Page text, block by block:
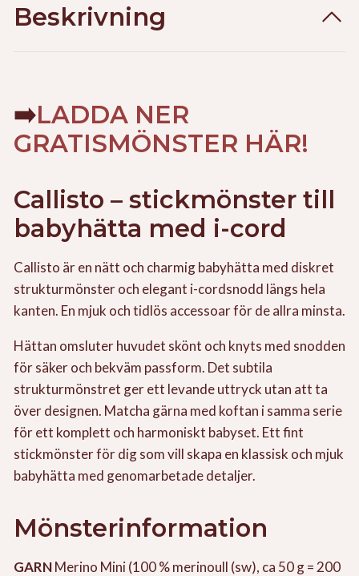
Beskrivning
➡️LADDA NER
GRATISMÖNSTER HÄR!
Callisto – stickmönster till
babyhätta med i-cord
Callisto är en nätt och charmig babyhätta med diskret
strukturmönster och elegant i-cordsnodd längs hela
kanten. En mjuk och tidlös accessoar för de allra minsta.
Hättan omsluter huvudet skönt och knyts med snodden
för säker och bekväm passform. Det subtila
strukturmönstret ger ett levande uttryck utan att ta
över designen. Matcha gärna med koftan i samma serie
för ett komplett och harmoniskt babyset. Ett fint
stickmönster för dig som vill skapa en klassisk och mjuk
babyhätta med genomarbetade detaljer.
Mönsterinformation
GARNMerino Mini (100 % merinoull (sw), ca 50 g = 200